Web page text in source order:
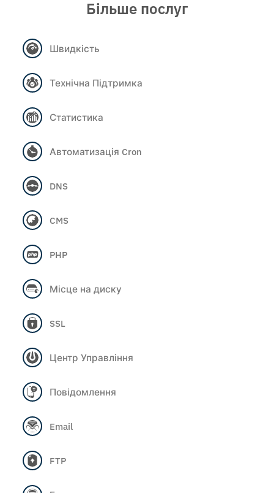
Більше послуг
Швидкість
Технічна Підтримка
Статистика
Автоматизація Cron
DNS
CMS
PHP
Місце на диску
SSL
Центр Управління
Повідомлення
Email
FTP